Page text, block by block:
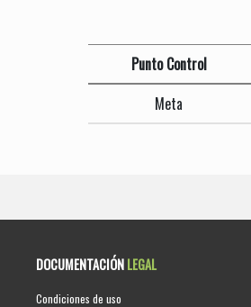
Punto Control
Meta
DOCUMENTACIÓNLEGAL
Condiciones de uso